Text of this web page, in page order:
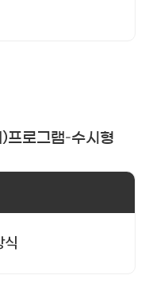
프로그램–수시형
식